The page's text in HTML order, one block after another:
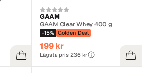
GAAM
GAAM Clear Whey 400 g
-15% Golden Deal
199 kr
Lägsta pris 236 kr